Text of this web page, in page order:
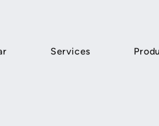
Services